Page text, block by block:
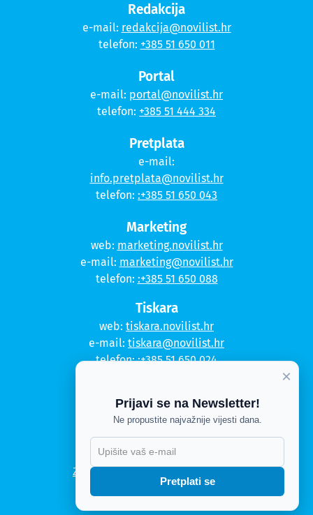
Redakcija
e-mail: redakcija@novilist.hr
telefon: +385 51 650 011
Portal
e-mail: portal@novilist.hr
telefon: +385 51 444 334
Pretplata
e-mail:
info.pretplata@novilist.hr
telefon: :+385 51 650 043
Marketing
web: marketing.novilist.hr
e-mail: marketing@novilist.hr
telefon: :+385 51 650 088
Tiskara
web: tiskara.novilist.hr
e-mail: tiskara@novilist.hr
telefon::+385 51 650 024
Kontakt
Politika privatnosti
Politika kolačića
Zahtjev za pristup informacijama
Impressum
×
Prijavi se na Newsletter!
Ne propustite najvažnije vijesti dana.
Pretplati se